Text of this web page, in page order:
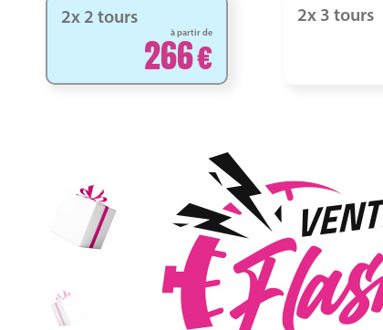
2x 2 tours
à partir de
266
2x 3 tours